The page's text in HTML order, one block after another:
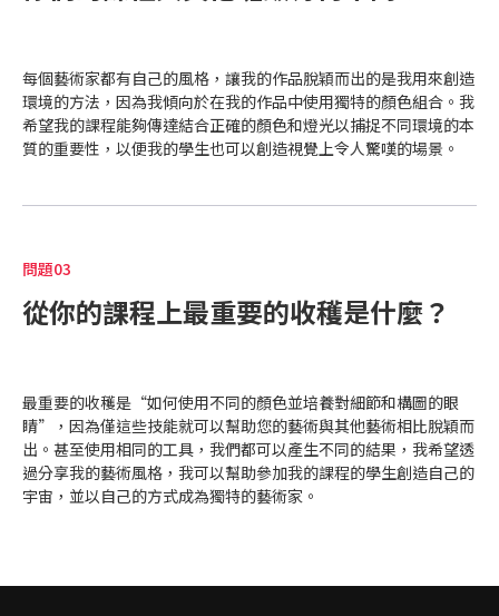
每個藝術家都有自己的風格，讓我的作品脫穎而出的是我用來創造
環境的方法，因為我傾向於在我的作品中使用獨特的顏色組合。我
希望我的課程能夠傳達結合正確的顏色和燈光以捕捉不同環境的本​​
質的重要性，以便我的學生也可以創造視覺上令人驚嘆的場景。
問題03
從你的課程上最重要的收穫是什麼？
最重要的收穫是“如何使用不同的顏色並培養對細節和構圖的眼
睛”，因為僅這些技能就可以幫助您的藝術與其他藝術相比脫穎而
出。甚至使用相同的工具，我們都可以產生不同的結果，我希望透
過分享我的藝術風格，我可以幫助參加我的課程的學生創造自己的
宇宙，並以自己的方式成為獨特的藝術家。